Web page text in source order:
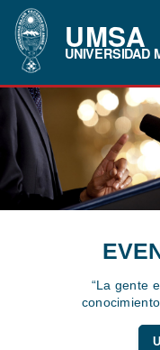
UMSA
UNIVERSIDAD
“La gente